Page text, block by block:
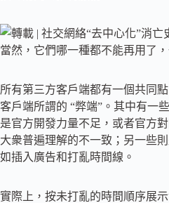
當然，它們哪一種都不能再用了
所有第三方客戶端都有一個共同
客戶端所謂的 “弊端”。其中有一
是官方開發力量不足，或者官方
大衆普遍理解的不一致；另一些
如插入廣告和打亂時間線。
實際上，按未打亂的時間順序展